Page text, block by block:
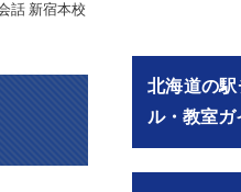
話 新宿本校
北海道の
ル・教室ガ